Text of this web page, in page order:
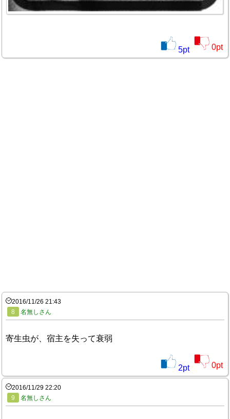
5pt 0pt
2016/11/26 21:43
8
名無しさん
寄生虫が、宿主を失って衰弱
2pt 0pt
2016/11/29 22:20
9
名無しさん